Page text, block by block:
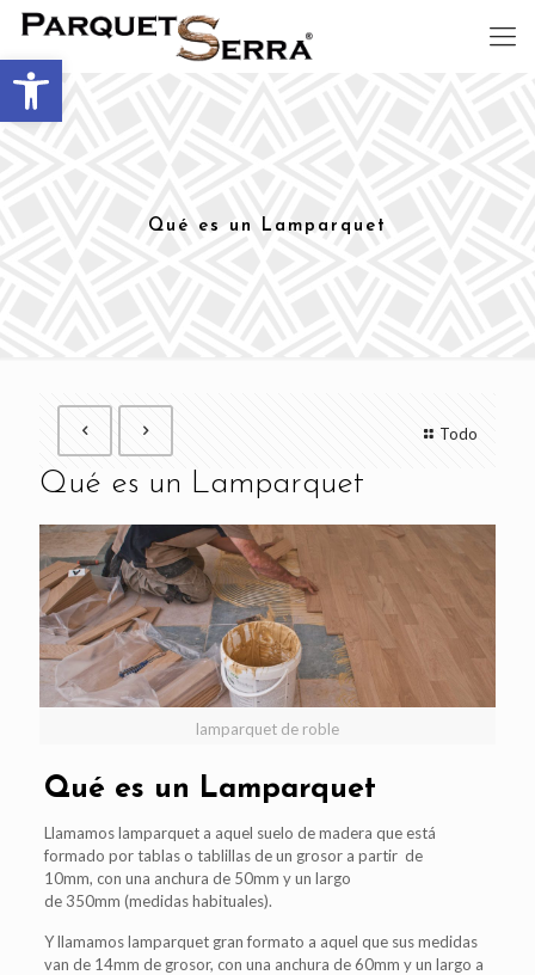
Abrir barra de herramientas
Qué es un Lamparquet
Todo
Qué es un Lamparquet
lamparquet de roble
Qué es un Lamparquet
Llamamos lamparquet a aquel suelo de madera que está
formado por tablas o tablillas de un grosor a partir de
10mm, con una anchura de 50mm y un largo
de 350mm (medidas habituales).
Y llamamos lamparquet gran formato a aquel que sus medidas
van de 14mm de grosor, con una anchura de 60mm y un largo a